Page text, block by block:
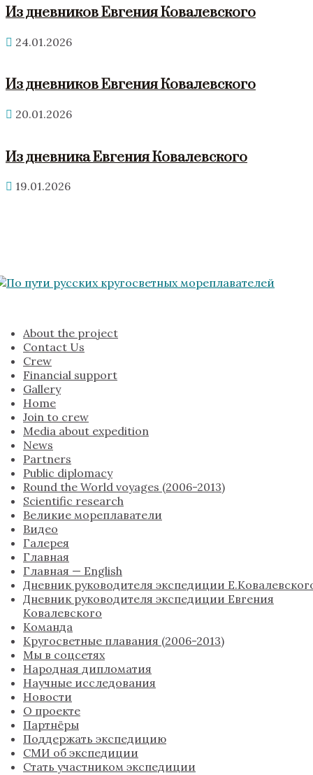
Из дневников Евгения Ковалевского
24.01.2026
Из дневников Евгения Ковалевского
20.01.2026
Из дневника Евгения Ковалевского
19.01.2026
About the project
Contact Us
Crew
Financial support
Gallery
Home
Join to crew
Media about expedition
News
Partners
Public diplomacy
Round the World voyages (2006-2013)
Scientific research
Великие мореплаватели
Видео
Галерея
Главная
Главная — English
Дневник руководителя экспедиции
Дневник руководителя экспедиции Евгения
Ковалевского
Команда
Кругосветные плавания (2006-2013)
Мы в соцсетях
Народная дипломатия
Научные исследования
Новости
О проекте
Партнёры
Поддержать экспедицию
СМИ об экспедиции
Стать участником экспедиции